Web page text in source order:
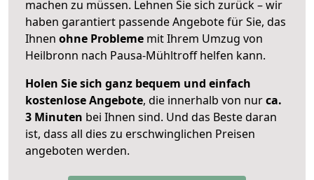
machen zu müssen. Lehnen Sie sich zurück – wir
haben garantiert passende Angebote für Sie, das
Ihnen ohne Probleme mit Ihrem Umzug von
Heilbronn nach Pausa-Mühltroff helfen kann.
Holen Sie sich ganz bequem und einfach
kostenlose Angebote, die innerhalb von nurca.
3 Minuten bei Ihnen sind. Und das Beste daran
ist, dass all dies zu erschwinglichen Preisen
angeboten werden.